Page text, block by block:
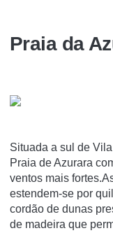
Praia da
Situada a sul de
Praia de Azurara
ventos mais
estendem-se por
cordão de dunas
de madeira que